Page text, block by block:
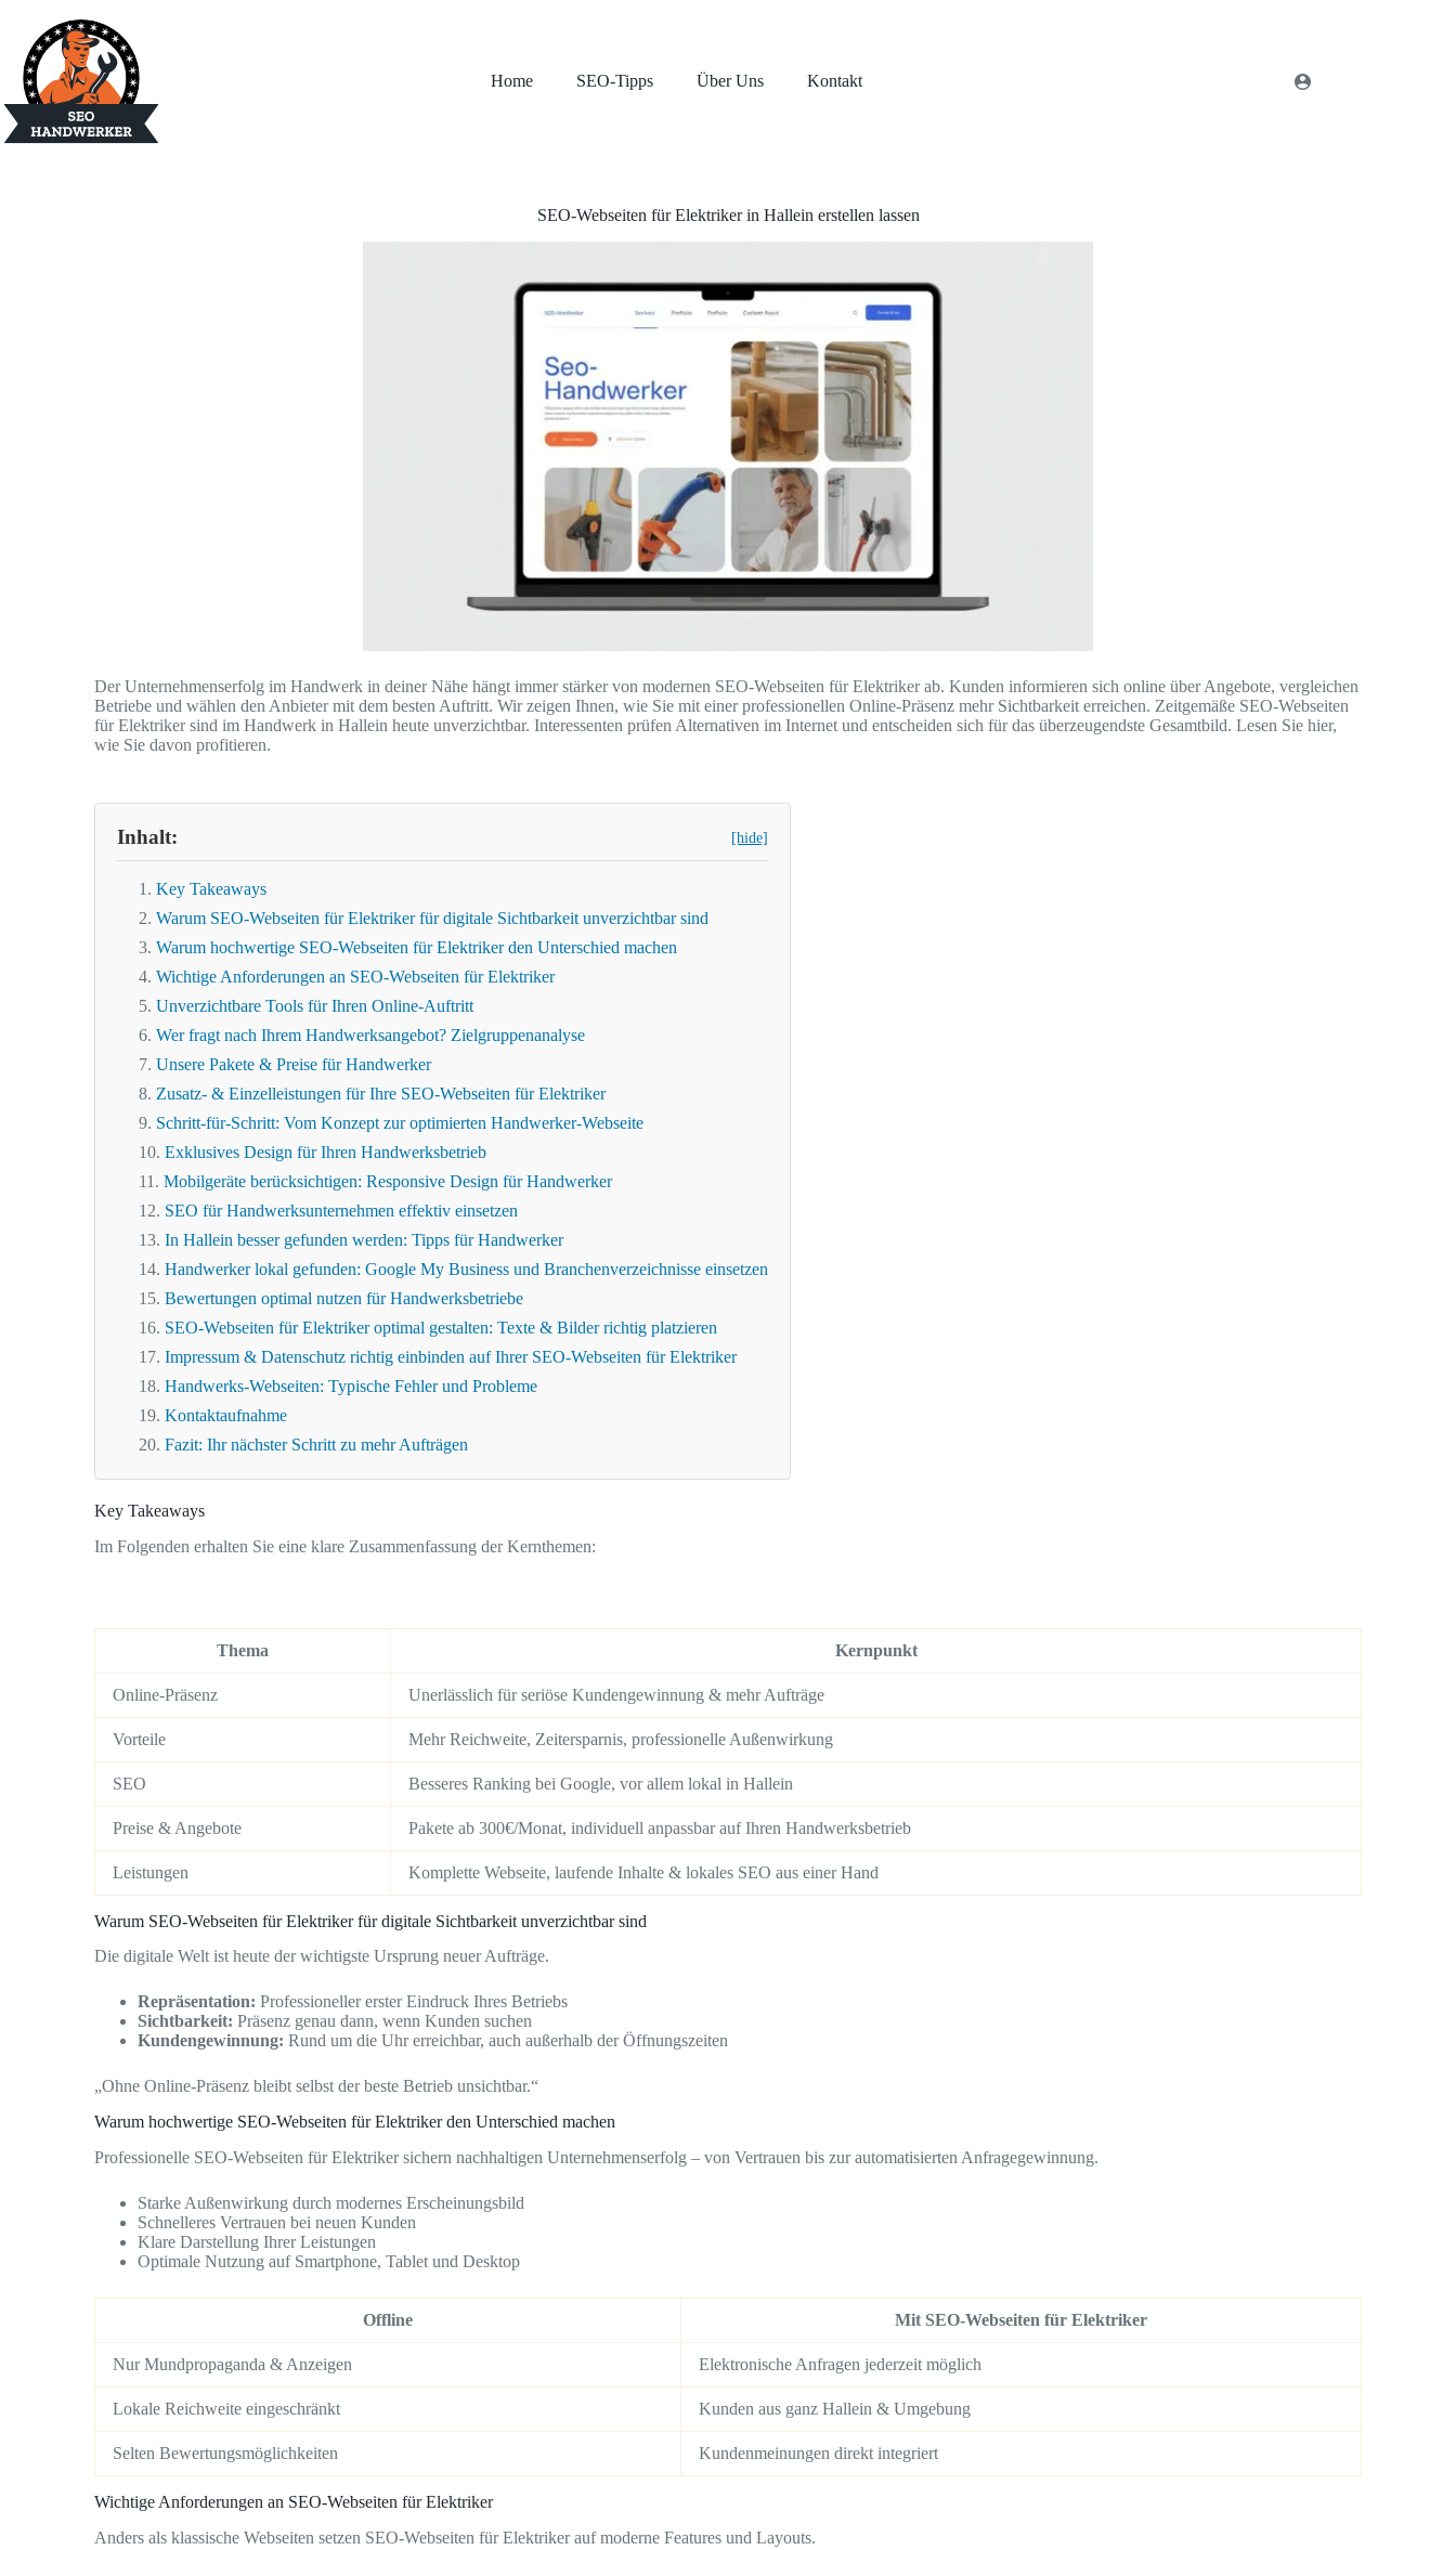
Home SEO-Tipps Über Uns Kontakt
SEO-Webseiten für Elektriker in Hallein erstellen lassen
Der Unternehmenserfolg im Handwerk in deiner Nähe hängt immer stärker von modernen SEO-Webseiten für Elektriker ab. Kunden informieren sich online über Angebote, vergleichen
Betriebe und wählen den Anbieter mit dem besten Auftritt. Wir zeigen Ihnen, wie Sie mit einer professionellen Online-Präsenz mehr Sichtbarkeit erreichen. Zeitgemäße SEO-Webseiten
für Elektriker sind im Handwerk in Hallein heute unverzichtbar. Interessenten prüfen Alternativen im Internet und entscheiden sich für das überzeugendste Gesamtbild. Lesen Sie hier,
wie Sie davon profitieren.
Inhalt: [hide]
Key Takeaways
Warum SEO-Webseiten für Elektriker für digitale Sichtbarkeit unverzichtbar sind
Warum hochwertige SEO-Webseiten für Elektriker den Unterschied machen
Wichtige Anforderungen an SEO-Webseiten für Elektriker
Unverzichtbare Tools für Ihren Online-Auftritt
Wer fragt nach Ihrem Handwerksangebot? Zielgruppenanalyse
Unsere Pakete & Preise für Handwerker
Zusatz- & Einzelleistungen für Ihre SEO-Webseiten für Elektriker
Schritt-für-Schritt: Vom Konzept zur optimierten Handwerker-Webseite
Exklusives Design für Ihren Handwerksbetrieb
Mobilgeräte berücksichtigen: Responsive Design für Handwerker
SEO für Handwerksunternehmen effektiv einsetzen
In Hallein besser gefunden werden: Tipps für Handwerker
Handwerker lokal gefunden: Google My Business und Branchenverzeichnisse einsetzen
Bewertungen optimal nutzen für Handwerksbetriebe
SEO-Webseiten für Elektriker optimal gestalten: Texte & Bilder richtig platzieren
Impressum & Datenschutz richtig einbinden auf Ihrer SEO-Webseiten für Elektriker
Handwerks-Webseiten: Typische Fehler und Probleme
Kontaktaufnahme
Fazit: Ihr nächster Schritt zu mehr Aufträgen
Key Takeaways
Im Folgenden erhalten Sie eine klare Zusammenfassung der Kernthemen:
Thema Kernpunkt
Online-Präsenz Unerlässlich für seriöse Kundengewinnung & mehr Aufträge
Vorteile Mehr Reichweite, Zeitersparnis, professionelle Außenwirkung
SEO Besseres Ranking bei Google, vor allem lokal in Hallein
Preise & Angebote Pakete ab 300€/Monat, individuell anpassbar auf Ihren Handwerksbetrieb
Leistungen Komplette Webseite, laufende Inhalte & lokales SEO aus einer Hand
Warum SEO-Webseiten für Elektriker für digitale Sichtbarkeit unverzichtbar sind
Die digitale Welt ist heute der wichtigste Ursprung neuer Aufträge.
Repräsentation: Professioneller erster Eindruck Ihres Betriebs
Sichtbarkeit: Präsenz genau dann, wenn Kunden suchen
Kundengewinnung: Rund um die Uhr erreichbar, auch außerhalb der Öffnungszeiten
„Ohne Online-Präsenz bleibt selbst der beste Betrieb unsichtbar.“
Warum hochwertige SEO-Webseiten für Elektriker den Unterschied machen
Professionelle SEO-Webseiten für Elektriker sichern nachhaltigen Unternehmenserfolg – von Vertrauen bis zur automatisierten Anfragegewinnung.
Starke Außenwirkung durch modernes Erscheinungsbild
Schnelleres Vertrauen bei neuen Kunden
Klare Darstellung Ihrer Leistungen
Optimale Nutzung auf Smartphone, Tablet und Desktop
Offline Mit SEO-Webseiten für Elektriker
Nur Mundpropaganda & Anzeigen Elektronische Anfragen jederzeit möglich
Lokale Reichweite eingeschränkt Kunden aus ganz Hallein & Umgebung
Selten Bewertungsmöglichkeiten Kundenmeinungen direkt integriert
Wichtige Anforderungen an SEO-Webseiten für Elektriker
Anders als klassische Webseiten setzen SEO-Webseiten für Elektriker auf moderne Features und Layouts.